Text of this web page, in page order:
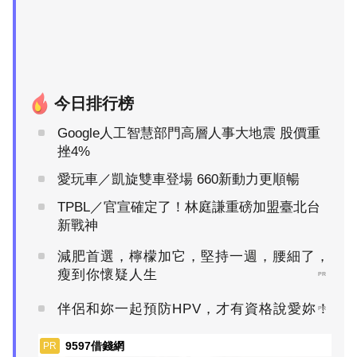
今日排行榜
Google人工智慧部門高層人事大地震 股價重
挫4%
愛玩車／凱旋雙車登場 660新動力更順暢
TPBL／官宣確定了！林庭謙重磅加盟臺北台
新戰神
減肥首選，檸檬加它，堅持一週，腰細了，
瘦到你懷疑人生
PR
伴侶和妳一起預防HPV，才有資格說愛妳！
PR
PR 9597借錢網